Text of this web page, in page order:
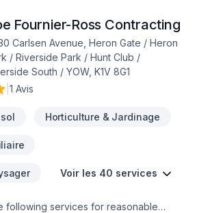
and professionalism, putting special
the size and the complexity of
Fournier-Ross Contracting
Carlsen Avenue, Heron Gate / Heron
/ Riverside Park / Hunt Club /
South / YOW, K1V 8G1
1 Avis
Horticulture & Jardinage
Voir les 40 services
following services for reasonable